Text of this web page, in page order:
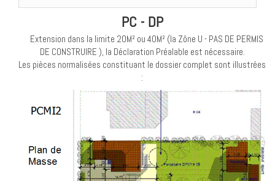
PC - DP
Extension dans la limite 20M² ou 40M² (la Zône U - PAS DE PERMIS
DE CONSTRUIRE ), la Déclaration Préalable est nécessaire.
Les pièces normalisées constituant le dossier complet sont illustrées
: